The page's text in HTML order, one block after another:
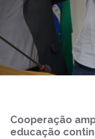
Cooperação
educação